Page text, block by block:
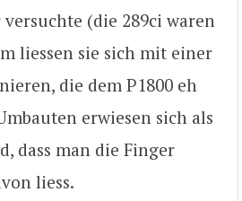
(die 289ci waren
liessen sie sich mit einer
die dem P1800 eh
erwiesen sich als
dass man die Finger
liess.